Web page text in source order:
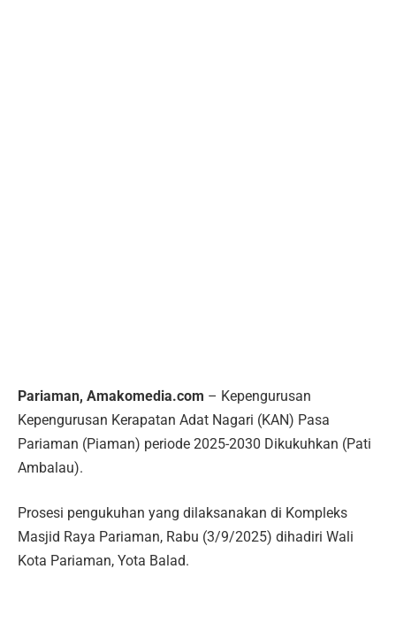
Pariaman, Amakomedia.com – Kepengurusan
Kepengurusan Kerapatan Adat Nagari (KAN) Pasa
Pariaman (Piaman) periode 2025-2030 Dikukuhkan (Pati
Ambalau).
Prosesi pengukuhan yang dilaksanakan di Kompleks
Masjid Raya Pariaman, Rabu (3/9/2025) dihadiri Wali
Kota Pariaman, Yota Balad.